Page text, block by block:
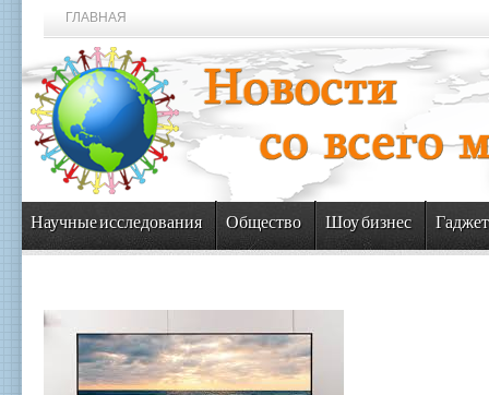
ГЛАВНАЯ
Научные исследования Общество Шоу бизнес